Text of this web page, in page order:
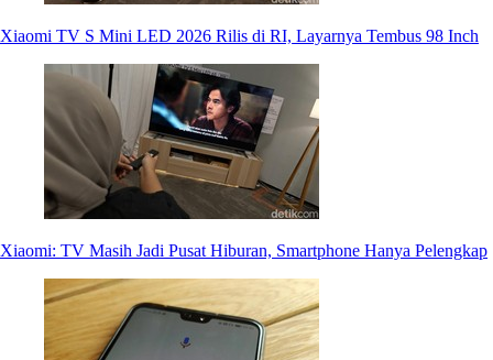
Xiaomi TV S Mini LED 2026 Rilis di RI, Layarnya Tembus 98 Inch
Xiaomi: TV Masih Jadi Pusat Hiburan, Smartphone Hanya Pelengkap